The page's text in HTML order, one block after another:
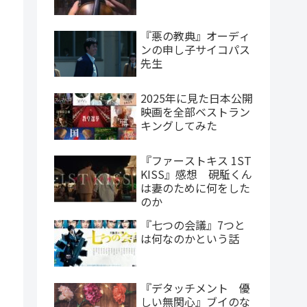
『悪の教典』オーディ
ンの申し子サイコパス
先生
2025年に見た日本公開
映画を全部ベストラン
キングしてみた
『ファーストキス 1ST
KISS』感想 硯駈くん
は妻のために何をした
のか
『七つの会議』7つと
は何なのかという話
『デタッチメント 優
しい無関心』ブイのな